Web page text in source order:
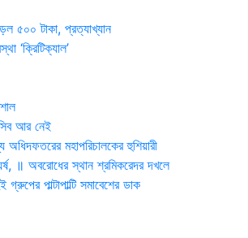
৫০০ টাকা, প্রত্যাখ্যান
‘ক্রিটিক্যাল’
আর নেই
মহাপরিচালকের হুশিয়ারী
॥ অবরোধের স্থান শ্রমিকরেদর দখলে
পাল্টাপাল্টি সমাবেশের ডাক